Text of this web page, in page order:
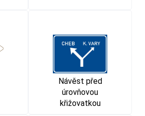
Návěst před
úrovňovou
křižovatkou